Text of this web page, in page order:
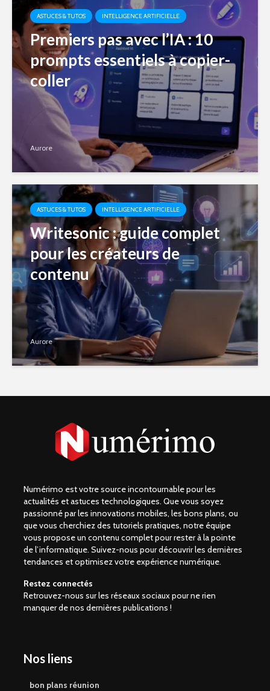
ASTUCES & TUTOS INTELLIGENCE ARTIFICIELLE
Premiers pas avec l’IA : 10
prompts essentiels à copier-
coller
Aurore
ASTUCES & TUTOS INTELLIGENCE ARTIFICIELLE
Writesonic : guide complet
pour les créateurs de
contenu
Aurore
Numérimo est votre source incontournable pour les
actualités et astuces technologiques. Que vous soyez
passionné par les innovations mobiles, les bons plans, ou
que vous cherchiez des tutoriels pratiques, notre équipe
vous propose un contenu complet pour rester à la pointe
de l’informatique. Suivez-nous pour découvrir les dernières
tendances et optimisez votre expérience numérique.
Restez connectés
Retrouvez-nous sur les réseaux sociaux pour ne rien
manquer de nos dernières publications !
Nos liens
bon plans réunion